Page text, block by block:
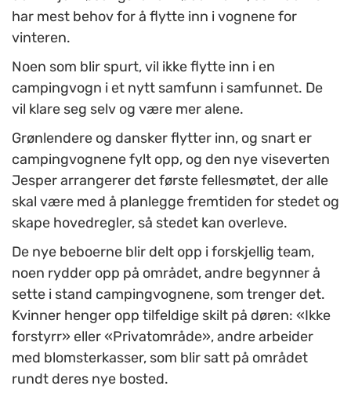
har mest behov for å flytte inn i vognene for
vinteren.
Noen som blir spurt, vil ikke flytte inn i en
campingvogn i et nytt samfunn i samfunnet. De
vil klare seg selv og være mer alene.
Grønlendere og dansker flytter inn, og snart er
campingvognene fylt opp, og den nye viseverten
Jesper arrangerer det første fellesmøtet, der alle
skal være med å planlegge fremtiden for stedet og
skape hovedregler, så stedet kan overleve.
De nye beboerne blir delt opp i forskjellig team,
noen rydder opp på området, andre begynner å
sette i stand campingvognene, som trenger det.
Kvinner henger opp tilfeldige skilt på døren: «Ikke
forstyrr» eller «Privatområde», andre arbeider
med blomsterkasser, som blir satt på området
rundt deres nye bosted.